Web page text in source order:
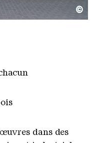
Hütte / Karl
©
dans des